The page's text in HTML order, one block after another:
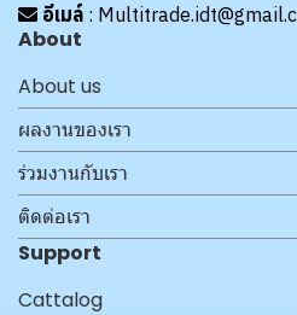
อีเมล์ :
About
About us
ผลงานของเรา
ร่วมงานกับเรา
ติดต่อเรา
Support
Cattalog